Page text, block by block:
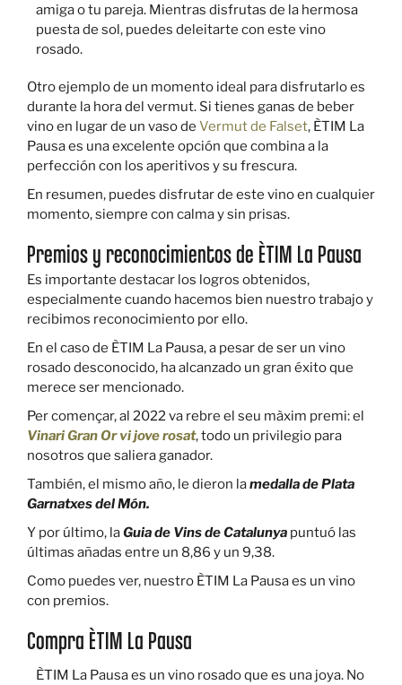
amiga o tu pareja. Mientras disfrutas de la hermosa
puesta de sol, puedes deleitarte con este vino
rosado.
Otro ejemplo de un momento ideal para disfrutarlo es
durante la hora del vermut. Si tienes ganas de beber
vino en lugar de un vaso de Vermut de Falset, ÈTIM La
Pausa es una excelente opción que combina a la
perfección con los aperitivos y su frescura.
En resumen, puedes disfrutar de este vino en cualquier
momento, siempre con calma y sin prisas.
Premios y reconocimientos de ÈTIM La Pausa
Es importante destacar los logros obtenidos,
especialmente cuando hacemos bien nuestro trabajo y
recibimos reconocimiento por ello.
En el caso de ÈTIM La Pausa, a pesar de ser un vino
rosado desconocido, ha alcanzado un gran éxito que
merece ser mencionado.
Per començar, al 2022 va rebre el seu màxim premi: el
Vinari Gran Or vi jove rosat, todo un privilegio para
nosotros que saliera ganador.
También, el mismo año, le dieron lamedalla de Plata
Garnatxes del Món.
Y por último, laGuia de Vins de Catalunya puntuó las
últimas añadas entre un 8,86 y un 9,38.
Como puedes ver, nuestro ÈTIM La Pausa es un vino
con premios.
Compra ÈTIM La Pausa
ÈTIM La Pausa es un vino rosado que es una joya. No